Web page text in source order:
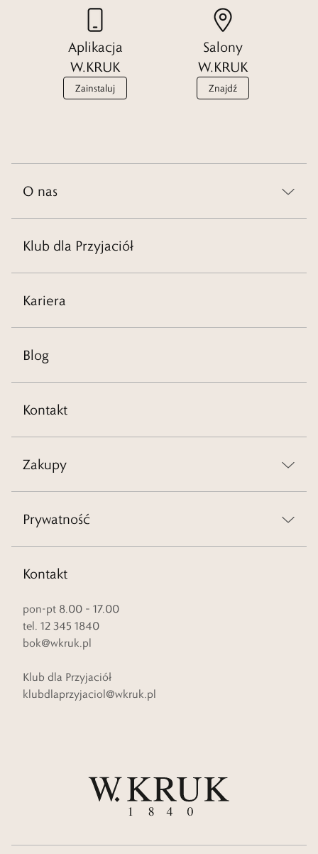
Aplikacja
W.KRUK
Zainstaluj
Salony
W.KRUK
Znajdź
O nas
Klub dla Przyjaciół
Kariera
Blog
Kontakt
Zakupy
Prywatność
Kontakt
pon-pt 8.00 – 17.00
tel. 12 345 1840
bok@wkruk.pl
Klub dla Przyjaciół
klubdlaprzyjaciol@wkruk.pl